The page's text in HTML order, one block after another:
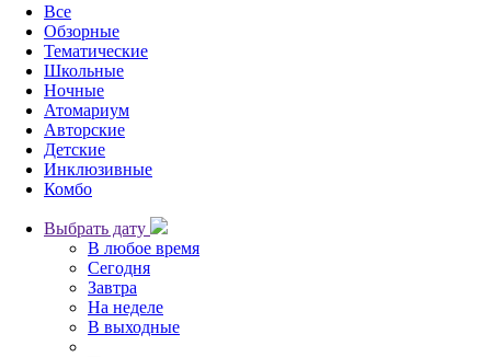
Все
Обзорные
Тематические
Школьные
Ночные
Атомариум
Авторские
Детские
Инклюзивные
Комбо
Выбрать дату
В любое время
Сегодня
Завтра
На неделе
В выходные